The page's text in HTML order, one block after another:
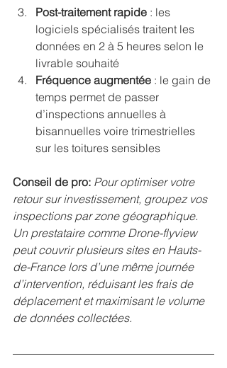
Post-traitement rapide : les
logiciels spécialisés traitent les
données en 2 à 5 heures selon le
livrable souhaité
Fréquence augmentée : le gain de
temps permet de passer
d’inspections annuelles à
bisannuelles voire trimestrielles
sur les toitures sensibles
Conseil de pro: Pour optimiser votre
retour sur investissement, groupez vos
inspections par zone géographique.
Un prestataire comme Drone-flyview
peut couvrir plusieurs sites en Hauts-
de-France lors d’une même journée
d’intervention, réduisant les frais de
déplacement et maximisant le volume
de données collectées.